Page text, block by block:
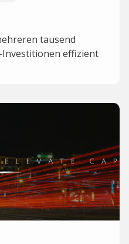
tausend
effizient